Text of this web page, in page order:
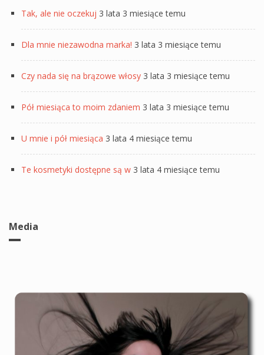
Tak, ale nie oczekuj 3 lata 3 miesiące temu
Dla mnie niezawodna marka! 3 lata 3 miesiące temu
Czy nada się na brązowe włosy 3 lata 3 miesiące temu
Pół miesiąca to moim zdaniem 3 lata 3 miesiące temu
U mnie i pół miesiąca 3 lata 4 miesiące temu
Te kosmetyki dostępne są w 3 lata 4 miesiące temu
Media